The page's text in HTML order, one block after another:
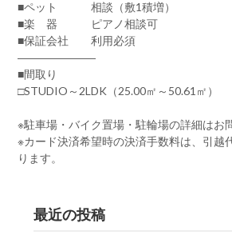
■ペット 相談（敷1積増）
■楽 器 ピアノ相談可
■保証会社 利用必須
―――――――
■間取り
□STUDIO～2LDK（25.00㎡～50.61㎡）
※駐車場・バイク置場・駐輪場の詳細はお
※カード決済希望時の決済手数料は、引越
ります。
最近の投稿